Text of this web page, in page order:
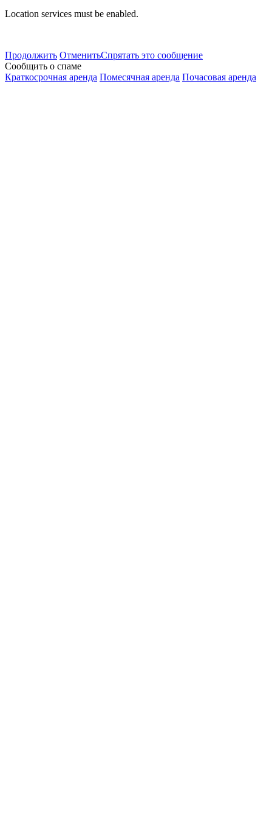
Location services must be enabled.
Продолжить ОтменитьСпрятать это сообщение
Сообщить о спаме
Краткосрочная аренда Помесячная аренда Почасовая аренда